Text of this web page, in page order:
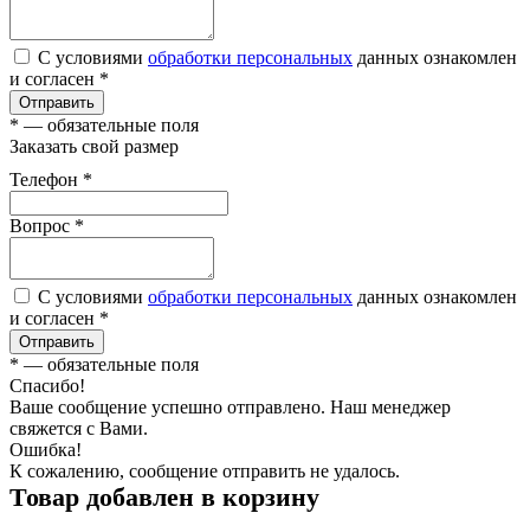
С условиями обработки персональных данных ознакомлен
и согласен *
Отправить
* — обязательные поля
Заказать свой размер
Телефон *
Вопроc *
С условиями обработки персональных данных ознакомлен
и согласен *
Отправить
* — обязательные поля
Спасибо!
Ваше сообщение успешно отправлено. Наш менеджер
свяжется с Вами.
Ошибка!
К сожалению, сообщение отправить не удалось.
Товар добавлен в корзину